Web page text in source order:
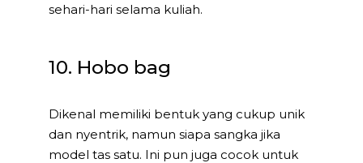
sehari-hari selama kuliah.
10. Hobo bag
Dikenal memiliki bentuk yang cukup unik
dan nyentrik, namun siapa sangka jika
model tas satu. Ini pun juga cocok untuk